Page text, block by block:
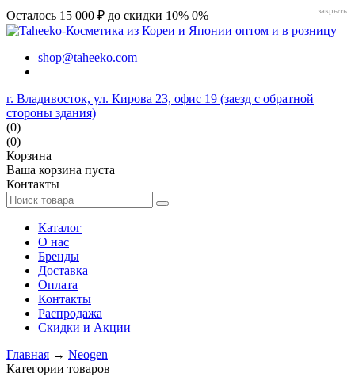
Осталось 15 000 ₽ до скидки 10% 0%
shop@taheeko.com
г. Владивосток, ул. Кирова 23, офис 19 (заезд с обратной
стороны здания)
(0)
(0)
Корзина
Ваша корзина пуста
Контакты
Каталог
О нас
Бренды
Доставка
Оплата
Контакты
Распродажа
Скидки и Акции
Главная → Neogen
Категории товаров
закрыть